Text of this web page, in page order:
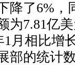
降了6%，
为7.81亿
月相比增
部的统计